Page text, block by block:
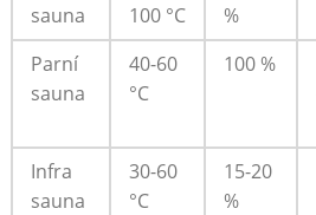
sauna
100 °C
%
Parní
sauna
40-60
°C
100 %
Infra
sauna
30-60
°C
15-20
%